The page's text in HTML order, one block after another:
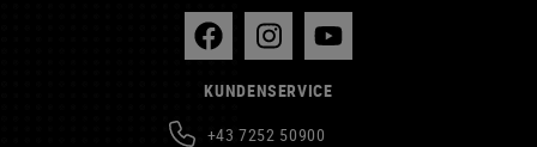
KUNDENSERVICE
+43 7252 50900